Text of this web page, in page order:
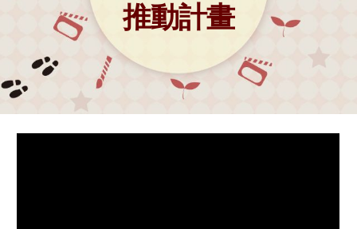
推動計畫